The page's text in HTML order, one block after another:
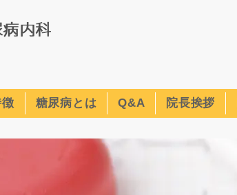
糖尿病とは Q&A 院長挨拶